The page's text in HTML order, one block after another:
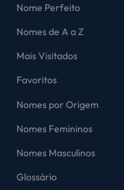
Nome Perfeito
Nomes de A a Z
Mais Visitados
Favoritos
Nomes por Origem
Nomes Femininos
Nomes Masculinos
Glossário